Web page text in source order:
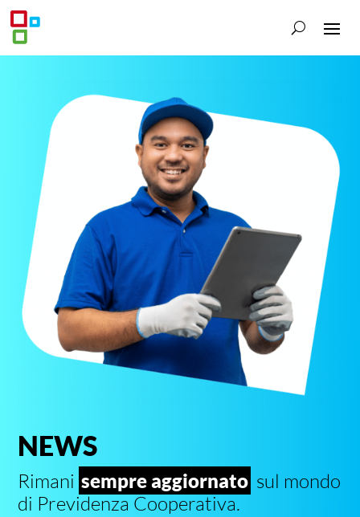
NEWS
Rimani sempre aggiornato sul mondo
di Previdenza Cooperativa.